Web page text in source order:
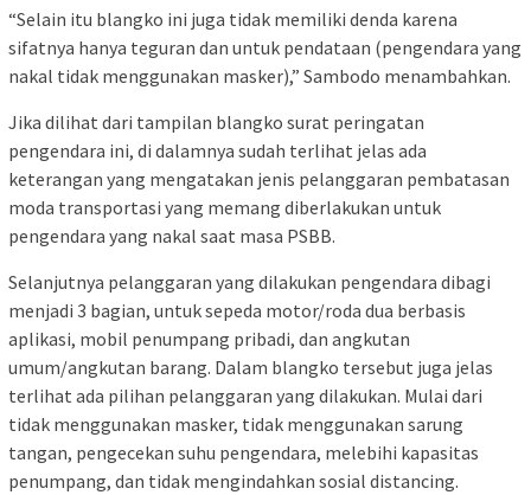
“Selain itu blangko ini juga tidak memiliki denda karena
sifatnya hanya teguran dan untuk pendataan (pengendara yang
nakal tidak menggunakan masker),” Sambodo menambahkan.
Jika dilihat dari tampilan blangko surat peringatan
pengendara ini, di dalamnya sudah terlihat jelas ada
keterangan yang mengatakan jenis pelanggaran pembatasan
moda transportasi yang memang diberlakukan untuk
pengendara yang nakal saat masa PSBB.
Selanjutnya pelanggaran yang dilakukan pengendara dibagi
menjadi 3 bagian, untuk sepeda motor/roda dua berbasis
aplikasi, mobil penumpang pribadi, dan angkutan
umum/angkutan barang. Dalam blangko tersebut juga jelas
terlihat ada pilihan pelanggaran yang dilakukan. Mulai dari
tidak menggunakan masker, tidak menggunakan sarung
tangan, pengecekan suhu pengendara, melebihi kapasitas
penumpang, dan tidak mengindahkan sosial distancing.